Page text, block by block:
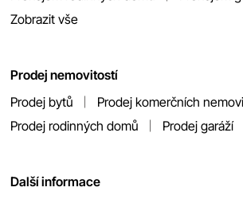
Zobrazit vše
Prodej nemovitostí
Prodej bytů
Prodej komerčních
Prodej rodinných domů
Prodej garáží
Další informace